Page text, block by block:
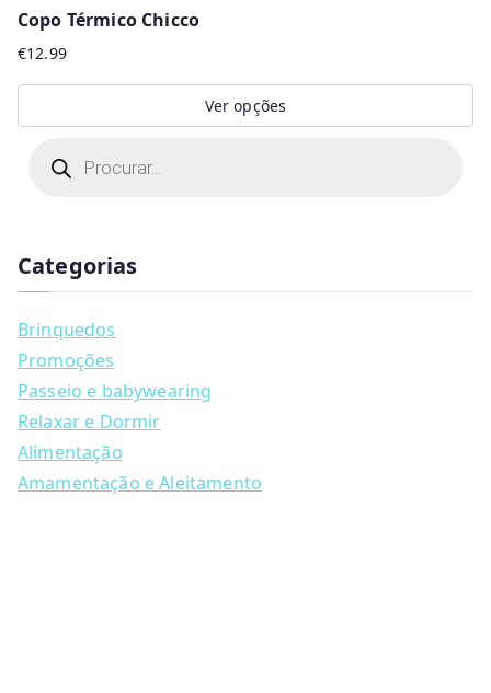
Copo Térmico Chicco
€12.99
Ver opções
product
variants.
The
options
may
be
chosen
on
the
s
s
a
r
c
h
Categorias
Brinquedos
Promoções
Passeio e babywearing
Relaxar e Dormir
Alimentação
Amamentação e Aleitamento